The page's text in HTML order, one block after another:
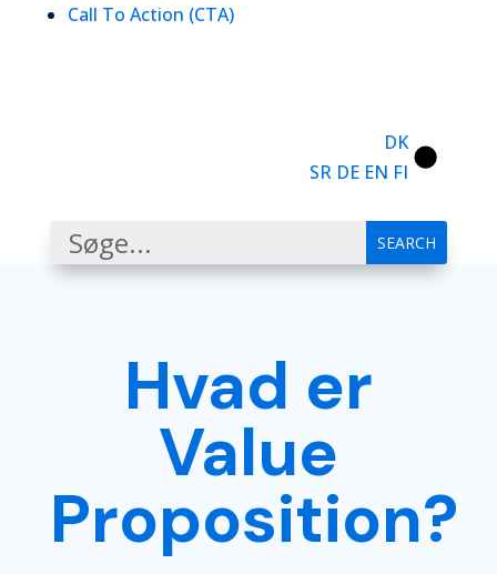
Call To Action (CTA)
DK
SR DE EN FI
Hvad er
Value
Proposition?